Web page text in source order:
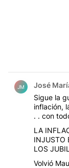
JM José
Sigue la
inflación,
. . con
LA
INJUSTO
LOS
Volvió